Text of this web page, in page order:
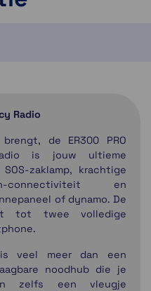
niet op voorraad
Radio
de ER300 PRO
is jouw ultieme
zaklamp, krachtige
connectiviteit en
of dynamo. De
tot twee volledige
veel meer dan een
noodhub die je
zelfs een vleugje